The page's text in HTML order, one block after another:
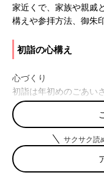
家近くで、家族や親戚
構えや参拝方法、御朱
初詣の心構え
心づくり
初詣は年初めのごあい
お礼をお伝えできるよ
伝統の確認
ご主人の地元ならでは
等に事前に確認し、準
サクサク読